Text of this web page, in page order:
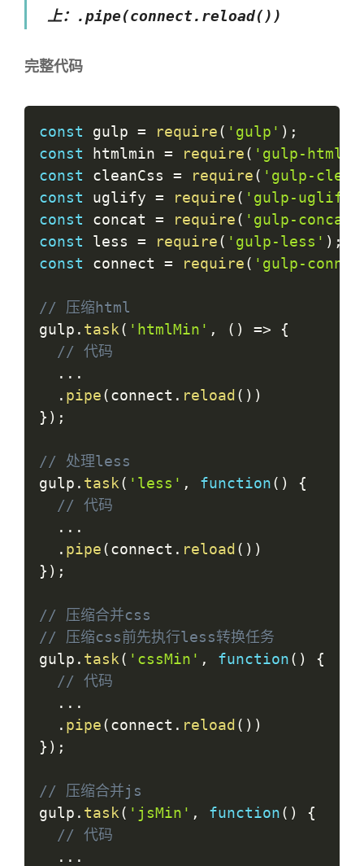
上： .pipe(connect.reload())
完整代码
const gulp = require( 'gulp' ) ;
const htmlmin = require( 'gulp-
const cleanCss = require( 'gulp-
const uglify = require( 'gulp-uglify'
const concat = require( 'gulp-concat'
const less = require( 'gulp-less' ) ;
const connect = require( 'gulp-
// 压缩html
gulp . task( 'htmlMin' , ( ) =>
{
// 代码
...
. pipe(connect . reload( ) )
} ) ;
// 处理less
gulp . task( 'less' , function( )
{
// 代码
...
. pipe(connect . reload( ) )
} ) ;
// 压缩合并css
// 压缩css前先执行less转换任务
gulp . task( 'cssMin' , function( )
{
// 代码
...
. pipe(connect . reload( ) )
} ) ;
// 压缩合并js
gulp . task( 'jsMin' , function( )
{
// 代码
...